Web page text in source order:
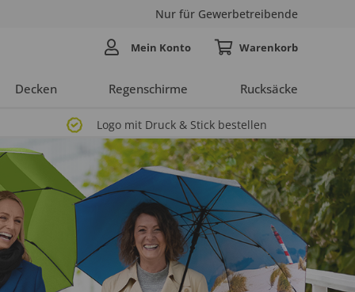
Nur für Gewerbetreibende
Decken Regenschirme Rucksäcke
Mein Konto
Logo mit Druck & Stick bestellen